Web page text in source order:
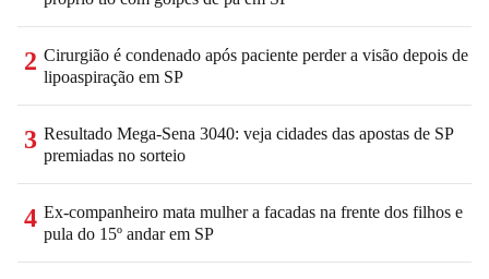
2 Cirurgião é condenado após paciente perder a visão depois de
lipoaspiração em SP
3 Resultado Mega-Sena 3040: veja cidades das apostas de SP
premiadas no sorteio
4 Ex-companheiro mata mulher a facadas na frente dos filhos e
pula do 15º andar em SP